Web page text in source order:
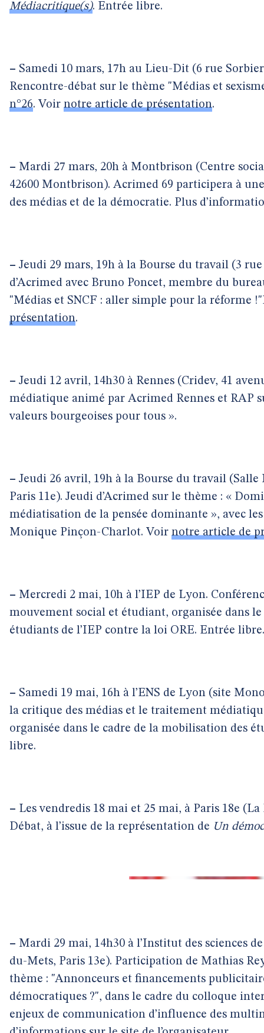
Médiacritique(s). Entrée libre.
– Samedi 10 mars, 17h au Lieu-Dit (6 rue
Rencontre-débat sur le thème "Médias et
n°26. Voir notre article de présentation.
– Mardi 27 mars, 20h à Montbrison (Centre
42600 Montbrison). Acrimed 69 participera à
des médias et de la démocratie. Plus
– Jeudi 29 mars, 19h à la Bourse du travail (3
d’Acrimed avec Bruno Poncet, membre du
"Médias et SNCF : aller simple pour la réforme
présentation.
– Jeudi 12 avril, 14h30 à Rennes (Cridev, 41
médiatique animé par Acrimed Rennes et RAP
valeurs bourgeoises pour tous ».
– Jeudi 26 avril, 19h à la Bourse du travail
Paris 11e). Jeudi d’Acrimed sur le thème : «
médiatisation de la pensée dominante », avec
Monique Pinçon-Charlot. Voir notre article de
– Mercredi 2 mai, 10h à l’IEP de Lyon.
mouvement social et étudiant, organisée dans
étudiants de l’IEP contre la loi ORE. Entrée libre.
– Samedi 19 mai, 16h à l’ENS de Lyon (site
la critique des médias et le traitement
organisée dans le cadre de la mobilisation des
libre.
– Les vendredis 18 mai et 25 mai, à Paris 18e
Débat, à l’issue de la représentation de Un
– Mardi 29 mai, 14h30 à l’Institut des sciences
du-Mets, Paris 13e). Participation de Mathias
thème : "Annonceurs et financements
démocratiques ?", dans le cadre du colloque
enjeux de communication d’influence des